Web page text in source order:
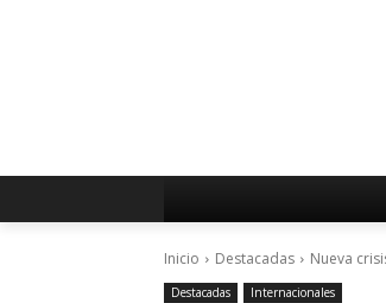
Inicio Destacadas Nueva
Destacadas Internacionales